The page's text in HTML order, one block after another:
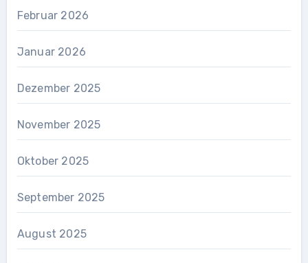
Februar 2026
Januar 2026
Dezember 2025
November 2025
Oktober 2025
September 2025
August 2025